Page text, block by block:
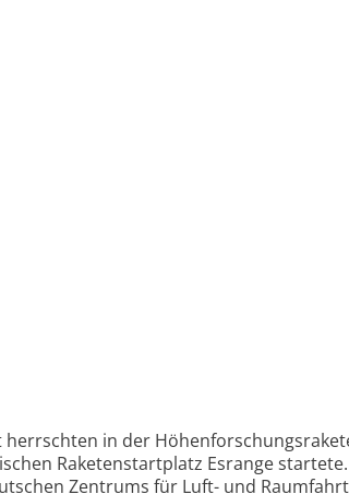
in der
Raketen­start­platz Esrange
Zentrums für Luft- und